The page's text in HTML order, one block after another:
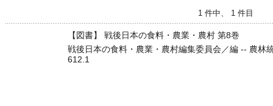
1 件中、 1 件目
【図書】 戦後日本の食料・農業・農村 第8巻
戦後日本の食料・農業・農村編集委員会／編 -- 農
612.1